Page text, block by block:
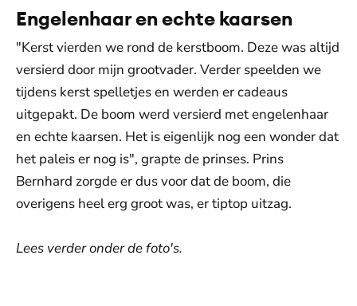
Engelenhaar en echte kaarsen
"Kerst vierden we rond de kerstboom. Deze was altijd
versierd door mijn grootvader. Verder speelden we
tijdens kerst spelletjes en werden er cadeaus
uitgepakt. De boom werd versierd met engelenhaar
en echte kaarsen. Het is eigenlijk nog een wonder dat
het paleis er nog is", grapte de prinses. Prins
Bernhard zorgde er dus voor dat de boom, die
overigens heel erg groot was, er tiptop uitzag.
Lees verder onder de foto's.